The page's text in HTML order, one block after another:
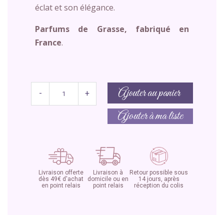
éclat et son élégance.
Parfums de Grasse, fabriqué en
France.
- + Ajouter au panier
Ajouter à ma liste
Livraison offerte
dès 49€ d'achat
en point relais
Livraison à
domicile ou en
point relais
Retour possible sous
14 jours, après
réception du colis